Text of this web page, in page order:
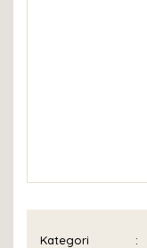
Kategori